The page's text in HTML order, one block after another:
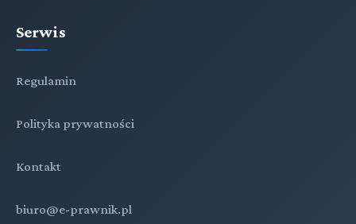
Serwis
Regulamin
Polityka prywatności
Kontakt
biuro@e-prawnik.pl